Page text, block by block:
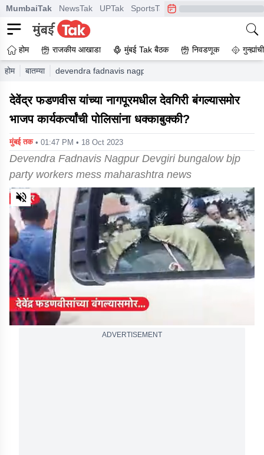
MumbaiTak NewsTak UPTak SportsTak CrimeTak
होम राजकीय आखाडा मुंबई Tak बैठक निवडणूक
होम बातम्या devendra fadnavis nagpur devgiri bungalow bjp party
देवेंद्र फडणवीस यांच्या नागपूरमधील देवगिरी बंगल्यासमोर
भाजप कार्यकर्त्यांची पोलिसांना धक्काबुक्की?
मुंबई तक • 01:47 PM • 18 Oct 2023
Devendra Fadnavis Nagpur Devgiri bungalow bjp
party workers mess maharashtra news
0
of
1
minute,
28
seconds
ADVERTISEMENT